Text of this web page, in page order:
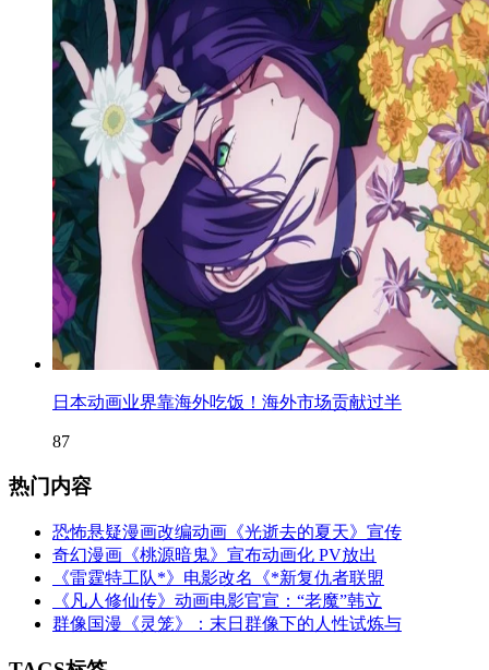
日本动画业界靠海外吃饭！海外市场贡献过半
87
热门内容
恐怖悬疑漫画改编动画《光逝去的夏天》宣传
奇幻漫画《桃源暗鬼》宣布动画化 PV放出
《雷霆特工队*》电影改名《*新复仇者联盟
《凡人修仙传》动画电影官宣：“老魔”韩立
群像国漫《灵笼》：末日群像下的人性试炼与